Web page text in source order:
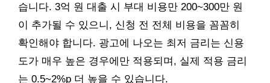
습니다. 3억 원 대출 시 부대 비용만 200~300만 원
이 추가될 수 있으니, 신청 전 전체 비용을 꼼꼼히
확인해야 합니다. 광고에 나오는 최저 금리는 신용
도가 매우 높은 경우에만 적용되며, 실제 적용 금리
는 0.5~2%p 더 높을 수 있습니다.